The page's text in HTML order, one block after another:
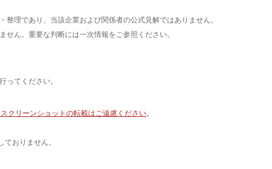
理であり、当該企業および関係者の公式見解ではありません。
ん。重要な判断には一次情報をご参照ください。
ってください。
クリーンショットの転載はご遠慮ください。
おりません。